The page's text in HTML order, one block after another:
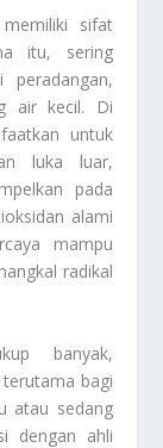
sifat
itu, sering
peradangan,
air kecil. Di
untuk
luka luar,
pada
alami
mampu
radikal
banyak,
bagi
atau sedang
dengan ahli